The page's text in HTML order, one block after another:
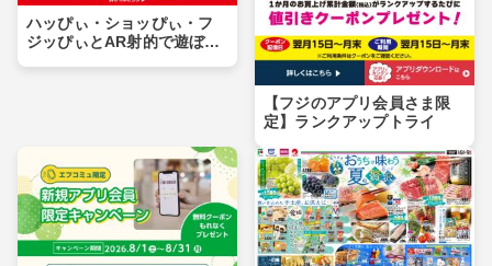
ハッぴぃ・ショッぴぃ・フ
ジッぴぃとAR射的で遊ぼ
【フジのアプリ会員さま限
定】ランクアップトライ